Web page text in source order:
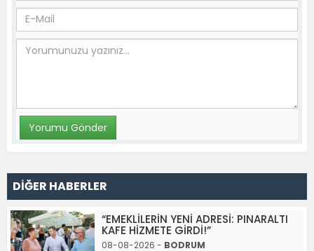
DİĞER HABERLER
“EMEKLİLERİN YENİ ADRESİ: PINARALTI
KAFE HİZMETE GİRDİ!”
08-08-2026 - BODRUM